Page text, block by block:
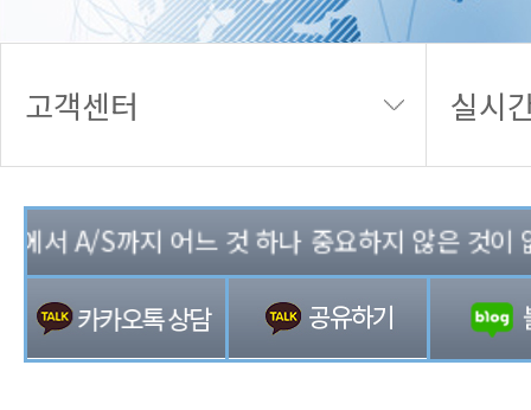
고객센터 실시
서 A/S까지 어느 것 하나 중요하지 않은 것이